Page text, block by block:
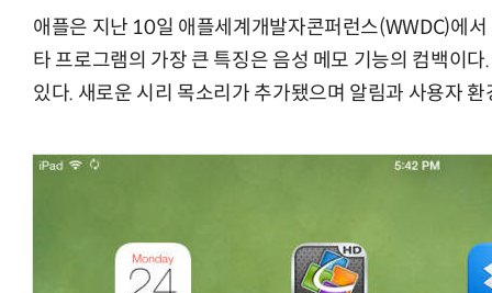
애플은 지난 10일 애플세계개발자콘퍼런스(WWDC)에
타 프로그램의 가장 큰 특징은 음성 메모 기능의 컴백이
있다. 새로운 시리 목소리가 추가됐으며 알림과 사용자